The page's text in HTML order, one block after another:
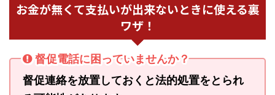
お金が無くて支払いが出来ないときに使える裏
ワザ！
督促電話に困っていませんか？
督促連絡を放置しておくと法的処置をとられ